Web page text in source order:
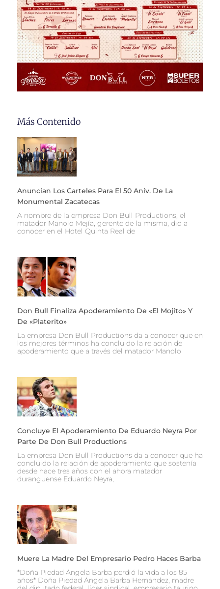
Más Contenido
Anuncian Los Carteles Para El 50 Aniv. De La
Monumental Zacatecas
A nombre de la empresa Don Bull Productions, el
matador Manolo Mejía, gerente de la misma, dio a
conocer en el Hotel Quinta Real de
Don Bull Finaliza Apoderamiento De «El Mojito» Y
De «Platerito»
La empresa Don Bull Productions da a conocer que en
los mejores términos ha concluido la relación de
apoderamiento que a través del matador Manolo
Concluye El Apoderamiento De Eduardo Neyra Por
Parte De Don Bull Productions
La empresa Don Bull Productions da a conocer que ha
concluido la relación de apoderamiento que sostenía
desde hace tres años con el ahora matador
duranguense Eduardo Neyra,
Muere La Madre Del Empresario Pedro Haces Barba
*Doña Piedad Ángela Barba perdió la vida a los 85
años* Doña Piedad Ángela Barba Hernández, madre